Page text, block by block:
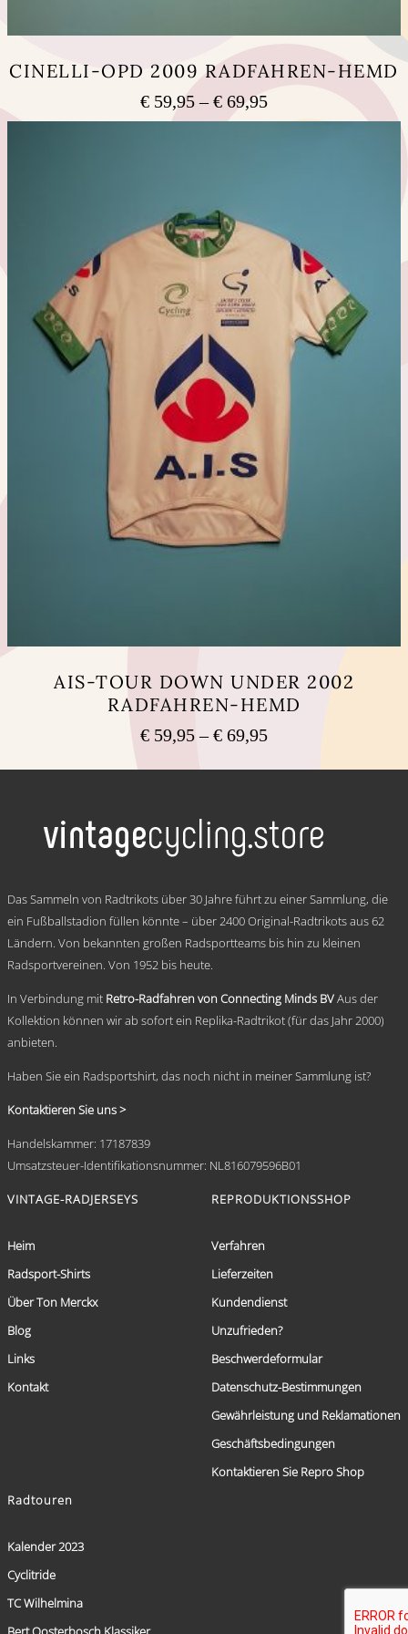
CINELLI-OPD 2009 RADFAHREN-HEMD
€ 59,95 –€ 69,95Preisspanne:
€ 59,95
auf.
Die
Optionen
können
Produktseite
gewählt
werden
AIS-TOUR DOWN UNDER 2002
RADFAHREN-HEMD
€ 59,95 –€ 69,95Preisspanne:
bis
Varianten
können
auf
der
Produktseite
Das Sammeln von Radtrikots über 30 Jahre führt zu einer Sammlung, die
ein Fußballstadion füllen könnte – über 2400 Original-Radtrikots aus 62
Ländern. Von bekannten großen Radsportteams bis hin zu kleinen
Radsportvereinen. Von 1952 bis heute.
In Verbindung mit Retro-Radfahren von Connecting Minds BVAus der
Kollektion können wir ab sofort ein Replika-Radtrikot (für das Jahr 2000)
anbieten.
Haben Sie ein Radsportshirt, das noch nicht in meiner Sammlung ist?
Kontaktieren Sie uns >
Handelskammer: 17187839
Umsatzsteuer-Identifikationsnummer: NL816079596B01
VINTAGE-RADJERSEYS
Heim
Radsport-Shirts
Über Ton Merckx
Blog
Links
Kontakt
REPRODUKTIONSSHOP
Verfahren
Lieferzeiten
Kundendienst
Unzufrieden?
Beschwerdeformular
Datenschutz-Bestimmungen
Gewährleistung und Reklamationen
Geschäftsbedingungen
Kontaktieren Sie Repro Shop
Radtouren
Kalender 2023
Cyclitride
TC Wilhelmina